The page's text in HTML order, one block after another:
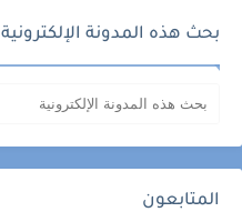
بحث هذه المدونة الإلكترونية
المتابعون